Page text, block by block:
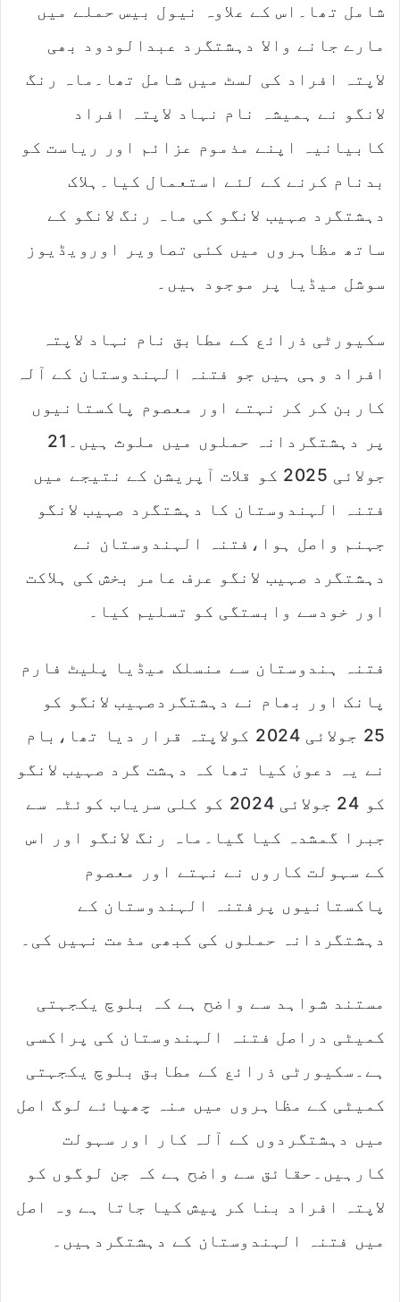
شامل تھا۔اس کے علاوہ نیول بیس حملے میں
مارے جانے والا دہشتگرد عبدالودود بھی
لاپتہ افراد کی لسٹ میں شامل تھا۔ماہ رنگ
لانگو نے ہمیشہ نام نہاد لاپتہ افراد
کابیانیہ اپنے مذموم عزائم اور ریاست کو
بدنام کرنے کے لئے استعمال کیا۔ہلاک
دہشتگرد صہیب لانگو کی ماہ رنگ لانگو کے
ساتھ مظاہروں میں کئی تصاویر اورویڈیوز
سوشل میڈیا پر موجود ہیں۔
سکیورٹی ذرائع کے مطابق نام نہاد لاپتہ
افراد وہی ہیں جو فتنہ الہندوستان کے آلہ
کاربن کر کر نہتے اور معصوم پاکستانیوں
پر دہشتگردانہ حملوں میں ملوث ہیں۔21
جولائی 2025 کو قلات آپریشن کے نتیجے میں
فتنہ الہندوستان کا دہشتگرد صہیب لانگو
جہنم واصل ہوا،فتنہ الہندوستان نے
دہشتگرد صہیب لانگو عرف عامر بخش کی ہلاکت
اور خودسے وابستگی کو تسلیم کیا۔
فتنہ ہندوستان سے منسلک میڈیا پلیٹ فارم
پانک اور بھام نے دہشتگردصہیب لانگو کو
25 جولائی 2024 کولاپتہ قرار دیا تھا،بام
نے یہ دعویٰ کیا تھا کہ دہشت گرد صہیب لانگو
کو 24 جولائی 2024 کو کلی سریاب کوئٹہ سے
جبرا گمشدہ کیا گیا۔ماہ رنگ لانگو اور اس
کے سہولت کاروں نے نہتے اور معصوم
پاکستانیوں پرفتنہ الہندوستان کے
دہشتگردانہ حملوں کی کبھی مذمت نہیں کی۔
مستند شواہد سے واضح ہے کہ بلوچ یکجہتی
کمیٹی دراصل فتنہ الہندوستان کی پراکسی
ہے۔سکیورٹی ذرائع کے مطابق بلوچ یکجہتی
کمیٹی کے مظاہروں میں منہ چھپائے لوگ اصل
میں دہشتگردوں کے آلہ کار اور سہولت
کارہیں۔حقائق سے واضح ہے کہ جن لوگوں کو
لاپتہ افراد بنا کر پیش کیا جاتا ہے وہ اصل
میں فتنہ الہندوستان کے دہشتگردہیں۔